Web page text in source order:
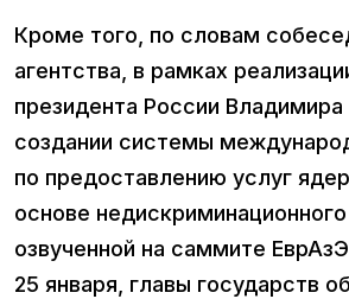
Кроме того, по словам
агентства, в рамках
президента России Владимира
создании системы
по предоставлению услуг
основе
озвученной на саммите
25 января, главы государств